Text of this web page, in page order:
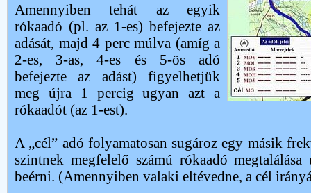
Amennyiben tehát az egyik
rókaadó (pl. az 1-es) befejezte az
adását, majd 4 perc múlva (amíg a
2-es, 3-as, 4-es és 5-ös adó
befejezte az adást) figyelhetjük
meg újra 1 percig ugyan azt a
rókaadót (az 1-est).
A „cél” adó folyamatosan sugároz egy másik
szintnek megfelelő számú rókaadó
beérni. (Amennyiben valaki eltévedne, a cél